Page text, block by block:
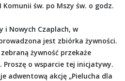
św. po Mszy św. o godz.
i Nowych Czaplach, w
jest zbiórka żywności.
żywność przekaże
o wsparcie tej inicjatywy.
adwentową akcję „Pielucha dla